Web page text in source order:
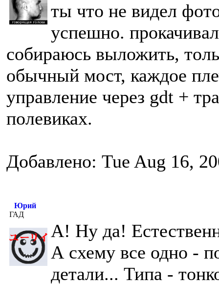
ты что не видел
успешно.
собираюсь выложить,
обычный мост, каждое
управление через gdt +
полевиках.
Добавлено: Tue Aug 16,
Юрий
ГАД
А! Ну да!
А схему все одно -
детали... Типа -